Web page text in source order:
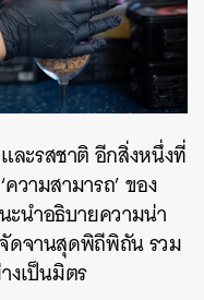
ละรสชาติ อีกสิ่งหนึ่งที่
วามสามารถ’ ของ
นำอธิบายความน่า
ดจานสุดพิถีพิถัน รวม
งเป็นมิตร